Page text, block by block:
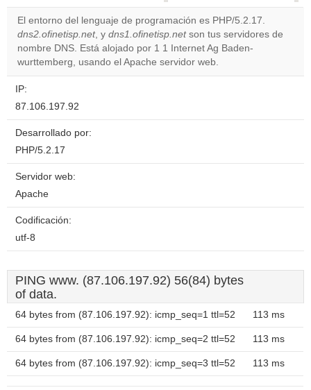
correctly.
Do you
own this
website?
El entorno del lenguaje de programación es PHP/5.2.17.
dns2.ofinetisp.net, y dns1.ofinetisp.netson tus servidores de
nombre DNS. Está alojado por 1 1 Internet Ag Baden-
wurttemberg, usando el Apache servidor web.
IP:
87.106.197.92
Desarrollado por:
PHP/5.2.17
Servidor web:
Apache
Codificación:
utf-8
PING www. (87.106.197.92) 56(84) bytes
of data.
64 bytes from (87.106.197.92): icmp_seq=1 ttl=52 113 ms
64 bytes from (87.106.197.92): icmp_seq=2 ttl=52 113 ms
64 bytes from (87.106.197.92): icmp_seq=3 ttl=52 113 ms